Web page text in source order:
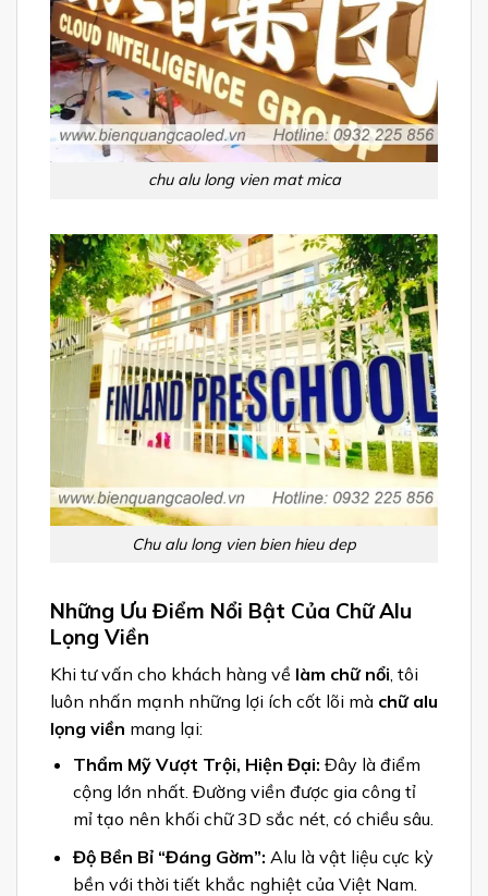
chu alu long vien mat mica
Chu alu long vien bien hieu dep
Những Ưu Điểm Nổi Bật Của Chữ Alu
Lọng Viền
Khi tư vấn cho khách hàng về làm chữ nổi , tôi
luôn nhấn mạnh những lợi ích cốt lõi mà chữ alu
lọng viền mang lại:
Thẩm Mỹ Vượt Trội, Hiện Đại: Đây là điểm
cộng lớn nhất. Đường viền được gia công tỉ
mỉ tạo nên khối chữ 3D sắc nét, có chiều sâu.
Độ Bền Bỉ “Đáng Gờm”: Alu là vật liệu cực kỳ
bền với thời tiết khắc nghiệt của Việt Nam.